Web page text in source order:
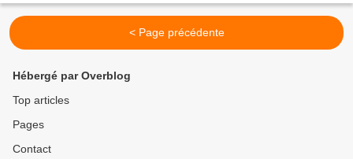
< Page précédente
Hébergé par Overblog
Top articles
Pages
Contact